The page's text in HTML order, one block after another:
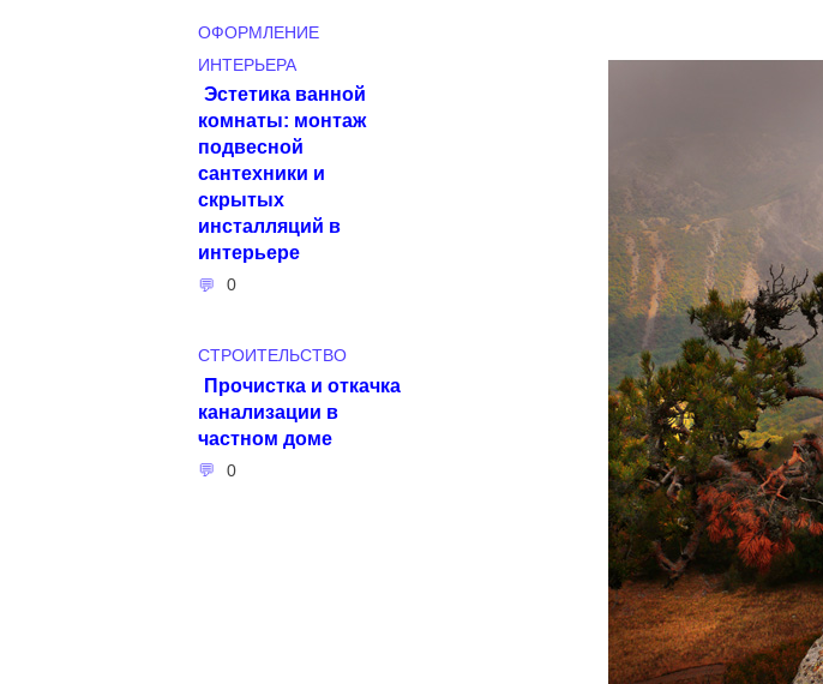
ОФОРМЛЕНИЕ
ИНТЕРЬЕРА
Эстетика ванной
комнаты: монтаж
подвесной
сантехники и
скрытых
инсталляций в
интерьере
0
СТРОИТЕЛЬСТВО
Прочистка и откачка
канализации в
частном доме
0